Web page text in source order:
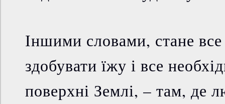
Іншими словами, стане
здобувати їжу і все
поверхні Землі, – там, де